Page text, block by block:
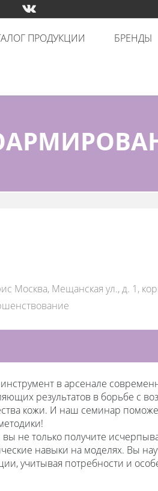
ПРОДУКЦИИ БРЕНДЫ
Москва, Мещанская ул., д. 1,
в арсенале
результатов в борьбе с
кожи. И наш семинар
вы не только получите
навыки на моделях. Вы
учитывая потребности и